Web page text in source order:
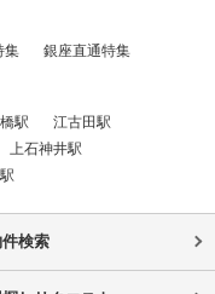
集 銀座直通特集
駅
江古田駅
上石神井駅
検索